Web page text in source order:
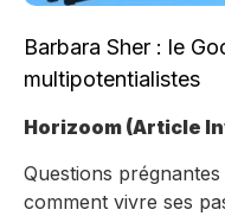
Barbara Sher : le
multipotentialistes
Horizoom (Article
Questions
comment vivre ses